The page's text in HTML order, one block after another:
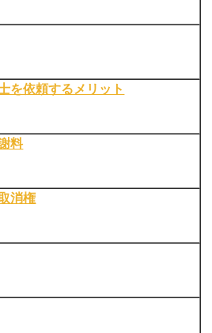
を依頼するメリット
料
消権